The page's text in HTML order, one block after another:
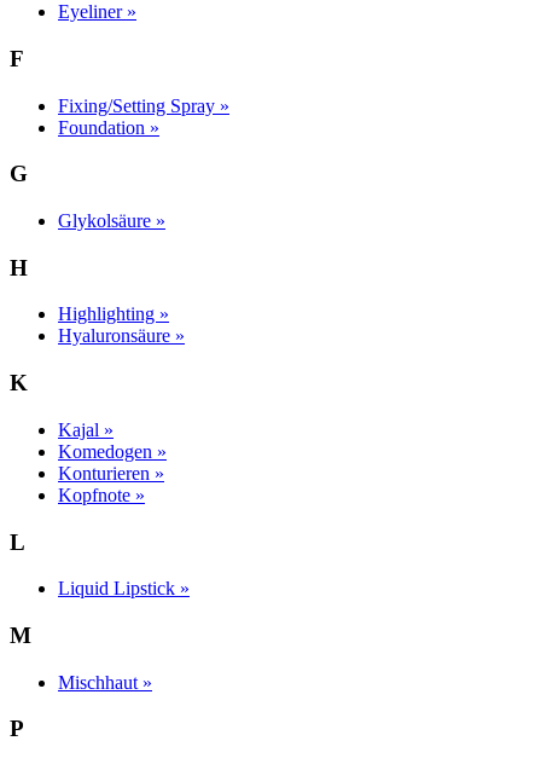
Eyeliner »
F
Fixing/Setting Spray »
Foundation »
G
Glykolsäure »
H
Highlighting »
Hyaluronsäure »
K
Kajal »
Komedogen »
Konturieren »
Kopfnote »
L
Liquid Lipstick »
M
Mischhaut »
P